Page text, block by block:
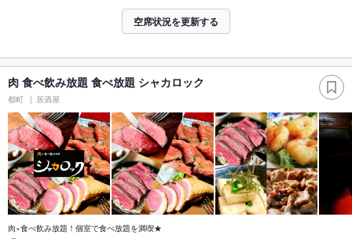
空席状況を更新する
肉 食べ飲み放題 食べ放題 シャカロック
都町 居酒屋
肉×食べ飲み放題！個室で食べ放題を満喫★